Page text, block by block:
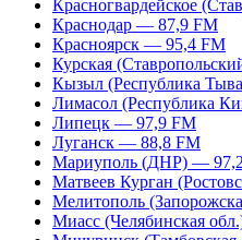
Красногвардейское
Краснодар — 87,9 FM
Красноярск — 95,4 FM
Курская
Кызыл (Республика
Лимасол (Республика
Липецк — 97,9 FM
Луганск — 88,8 FM
Мариуполь (ДНР) —
Матвеев Курган
Мелитополь
Миасс (Челябинская